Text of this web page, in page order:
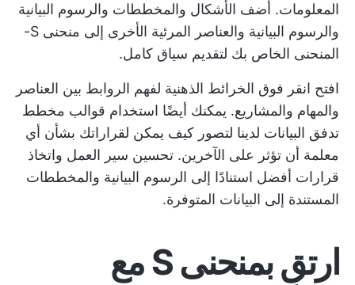
المعلومات. أضف الأشكال والمخططات والرسوم البيانية
والرسوم البيانية والعناصر المرئية الأخرى إلى منحنى S-
المنحنى الخاص بك لتقديم سياق كامل.
افتح انقر فوق الخرائط الذهنية لفهم الروابط بين العناصر
والمهام والمشاريع. يمكنك أيضًا استخدام قوالب مخطط
تدفق البيانات لدينا لتصور كيف يمكن لقراراتك بشأن أي
معلمة أن تؤثر على الآخرين. تحسين سير العمل واتخاذ
قرارات أفضل استنادًا إلى الرسوم البيانية والمخططات
المستندة إلى البيانات المتوفرة.
ارتقِ بمنحنى S مع